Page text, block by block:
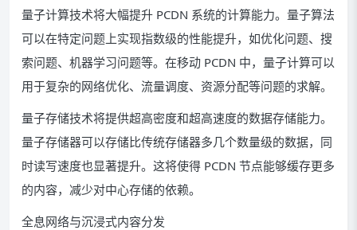
量子计算技术将大幅提升 PCDN 系统的计算能力。量子算法
可以在特定问题上实现指数级的性能提升，如优化问题、搜
索问题、机器学习问题等。在移动 PCDN 中，量子计算可以
用于复杂的网络优化、流量调度、资源分配等问题的求解。
量子存储技术将提供超高密度和超高速度的数据存储能力。
量子存储器可以存储比传统存储器多几个数量级的数据，同
时读写速度也显著提升。这将使得 PCDN 节点能够缓存更多
的内容，减少对中心存储的依赖。
全息网络与沉浸式内容分发